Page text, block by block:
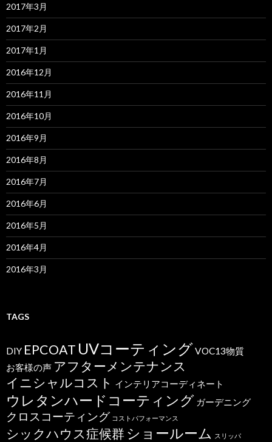
2017年3月
2017年2月
2017年1月
2016年12月
2016年11月
2016年10月
2016年9月
2016年8月
2016年7月
2016年6月
2016年5月
2016年4月
2016年3月
TAGS
DIY EPCOAT UVコーティングVOC13物質
お客様の声 アフターメンテナンス
イニシャルコスト インテリアコーディネート
ウレタンハードコーティング ガーデニング
クロスコーティング コストパフォーマンス
シックハウス症候群 ショールーム スリッパ